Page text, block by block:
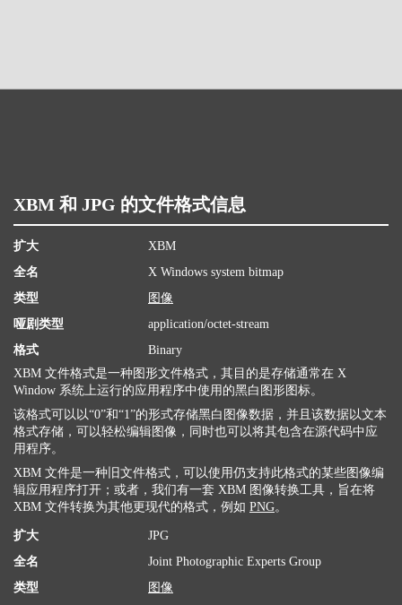
XBM 和 JPG 的文件格式信息
扩大
XBM
全名
X Windows system bitmap
类型
图像
哑剧类型
application/octet-stream
格式
Binary
XBM 文件格式是一种图形文件格式，其目的是存储通常在 X
Window 系统上运行的应用程序中使用的黑白图形图标。
该格式可以以“0”和“1”的形式存储黑白图像数据，并且该数据以文本
格式存储，可以轻松编辑图像，同时也可以将其包含在源代码中应
用程序。
XBM 文件是一种旧文件格式，可以使用仍支持此格式的某些图像编
辑应用程序打开；或者，我们有一套 XBM 图像转换工具，旨在将
XBM 文件转换为其他更现代的格式，例如 PNG。
扩大
JPG
全名
Joint Photographic Experts Group
类型
图像